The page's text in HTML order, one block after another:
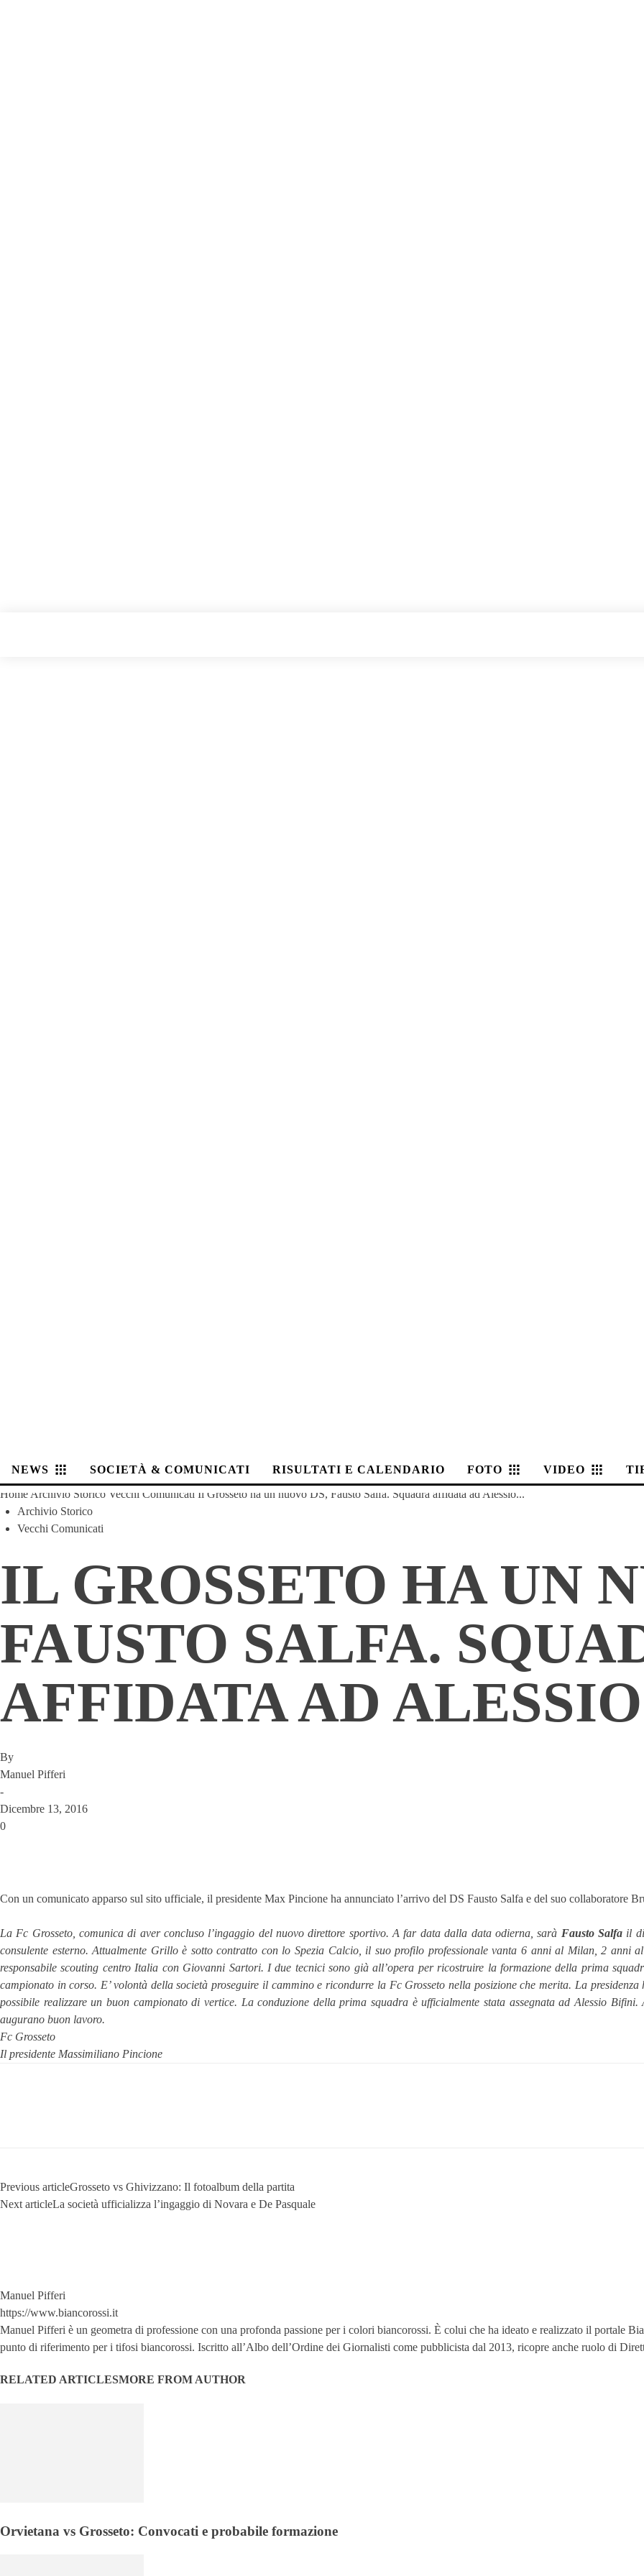
NEWS SOCIETÀ & COMUNICATI RISULTATI E CALENDARIO FOTO VIDEO
Home Archivio Storico Vecchi Comunicati Il Grosseto ha un nuovo DS, Fausto Salfa. Squadra affidata ad Alessio...
Archivio Storico
Vecchi Comunicati
IL GROSSETO HA UN
FAUSTO SALFA.
AFFIDATA AD
By
Manuel Pifferi
-
Dicembre 13, 2016
0
Con un comunicato apparso sul sito ufficiale, il presidente Max Pincione ha annunciato l’arrivo del DS Fausto Salfa e del suo collaboratore
La Fc Grosseto, comunica di aver concluso l’ingaggio del nuovo direttore sportivo. A far data dalla data odierna, sarà Fausto Salfail
consulente esterno. Attualmente Grillo è sotto contratto con lo Spezia Calcio, il suo profilo professionale vanta 6 anni al Milan, 2 anni
responsabile scouting centro Italia con Giovanni Sartori. I due tecnici sono già all’opera per ricostruire la formazione della prima
campionato in corso. E’ volontà della società proseguire il cammino e ricondurre la Fc Grosseto nella posizione che merita. La presidenza
possibile realizzare un buon campionato di vertice. La conduzione della prima squadra è ufficialmente stata assegnata ad Alessio Bifini.
augurano buon lavoro.
Fc Grosseto
Il presidente Massimiliano Pincione
Previous articleGrosseto vs Ghivizzano: Il fotoalbum della partita
Next articleLa società ufficializza l’ingaggio di Novara e De Pasquale
Manuel Pifferi
https://www.biancorossi.it
Manuel Pifferi è un geometra di professione con una profonda passione per i colori biancorossi. È colui che ha ideato e realizzato il portale
punto di riferimento per i tifosi biancorossi. Iscritto all’Albo dell’Ordine dei Giornalisti come pubblicista dal 2013, ricopre anche ruolo di
RELATED ARTICLESMORE FROM AUTHOR
Orvietana vs Grosseto: Convocati e probabile formazione